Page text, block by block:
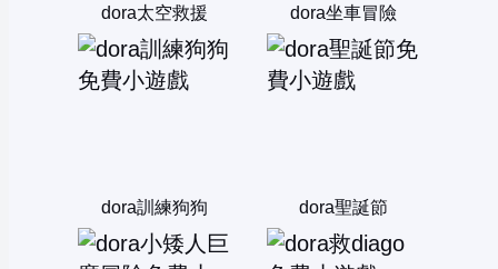
dora太空救援 dora坐車冒險
dora訓練狗狗 dora聖誕節